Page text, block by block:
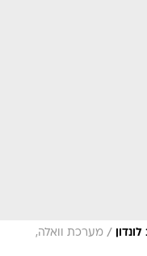
/ מערכת וואלה,